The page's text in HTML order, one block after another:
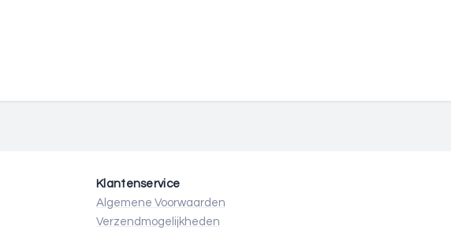
Klantenservice
Algemene Voorwaarden
Verzendmogelijkheden